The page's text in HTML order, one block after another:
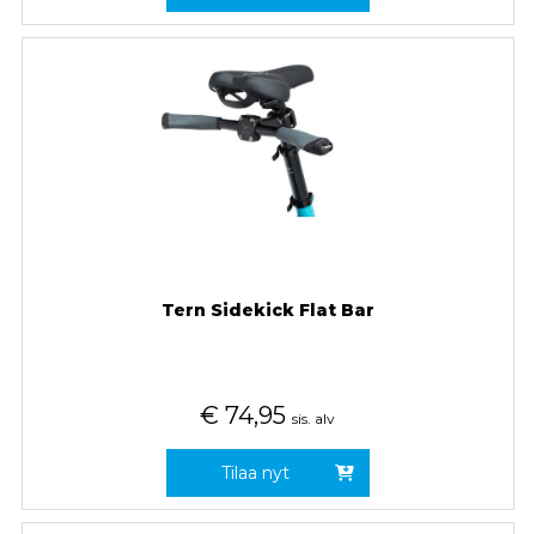
Tern Sidekick Flat Bar
€ 74,95 sis. alv
Tilaa nyt